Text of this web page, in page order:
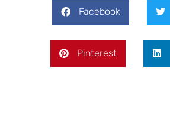
Facebook
Pinterest